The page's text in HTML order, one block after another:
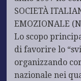
SOCIETÀ
EMOZIONALE
Lo scopo
di favorire lo
organizzando
nazionale nei